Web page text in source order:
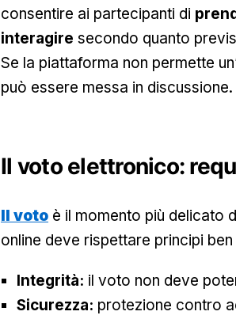
consentire ai partecipanti di
interagire secondo quanto
Se la piattaforma non permette
può essere messa in discussione.
Il voto elettronico:
Il voto è il momento più delicato
online deve rispettare principi
Integrità: il voto non deve
Sicurezza: protezione contro